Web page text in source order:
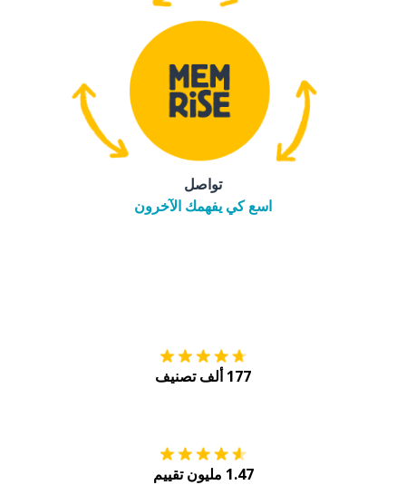
تواصل
اسع كي يفهمك الآخرون
177 ألف تصنيف
1.47 مليون تقييم